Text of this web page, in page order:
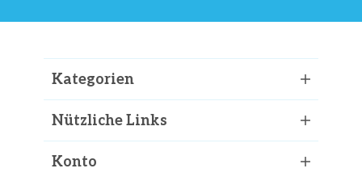
Kategorien
Nützliche Links
Konto